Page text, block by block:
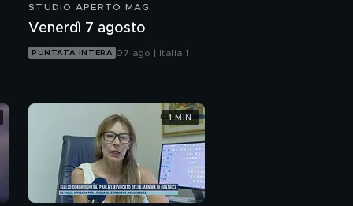
ragazzo
Omicidio Ziliani, le figlie
sempre tranquille
La morte di Giacomo, i
STUDIO APERTO MAG
Venerdì 7 agosto
PUNTATA INTERA 07 ago | Italia 1
1 MIN